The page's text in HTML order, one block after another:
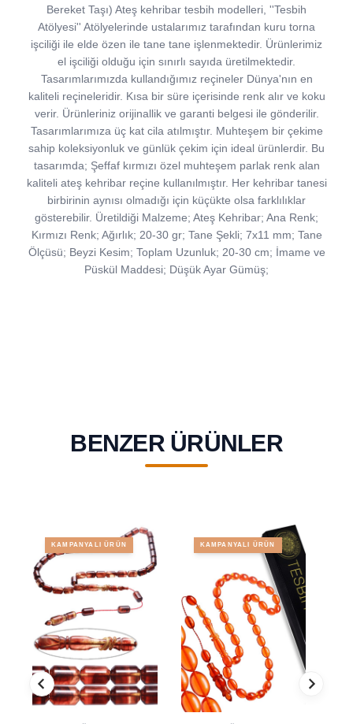
Bereket Taşı) Ateş kehribar tesbih modelleri, ''Tesbih
Atölyesi'' Atölyelerinde ustalarımız tarafından kuru torna
işciliği ile elde özen ile tane tane işlenmektedir. Ürünlerimiz
el işciliği olduğu için sınırlı sayıda üretilmektedir.
Tasarımlarımızda kullandığımız reçineler Dünya'nın en
kaliteli reçineleridir. Kısa bir süre içerisinde renk alır ve koku
verir. Ürünleriniz orijinallik ve garanti belgesi ile gönderilir.
Tasarımlarımıza üç kat cila atılmıştır. Muhteşem bir çekime
sahip koleksiyonluk ve günlük çekim için ideal ürünlerdir. Bu
tasarımda; Şeffaf kırmızı özel muhteşem parlak renk alan
kaliteli ateş kehribar reçine kullanılmıştır. Her kehribar tanesi
birbirinin aynısı olmadığı için küçükte olsa farklılıklar
gösterebilir. Üretildiği Malzeme; Ateş Kehribar; Ana Renk;
Kırmızı Renk; Ağırlık; 20-30 gr; Tane Şekli; 7x11 mm; Tane
Ölçüsü; Beyzi Kesim; Toplam Uzunluk; 20-30 cm; İmame ve
Püskül Maddesi; Düşük Ayar Gümüş;
BENZER ÜRÜNLER
KAMPANYALI ÜRÜN KAMPANYALI ÜRÜN